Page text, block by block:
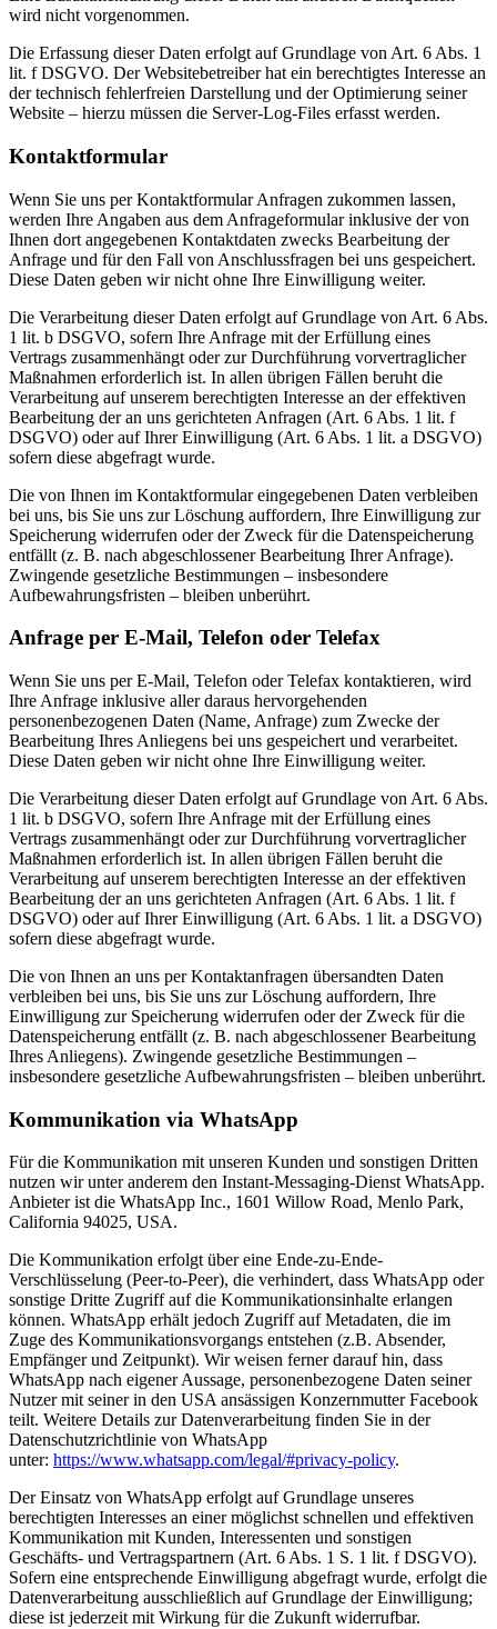
wird nicht vorgenommen.
Die Erfassung dieser Daten erfolgt auf Grundlage von Art. 6 Abs. 1
lit. f DSGVO. Der Websitebetreiber hat ein berechtigtes Interesse an
der technisch fehlerfreien Darstellung und der Optimierung seiner
Website – hierzu müssen die Server-Log-Files erfasst werden.
Kontaktformular
Wenn Sie uns per Kontaktformular Anfragen zukommen lassen,
werden Ihre Angaben aus dem Anfrageformular inklusive der von
Ihnen dort angegebenen Kontaktdaten zwecks Bearbeitung der
Anfrage und für den Fall von Anschlussfragen bei uns gespeichert.
Diese Daten geben wir nicht ohne Ihre Einwilligung weiter.
Die Verarbeitung dieser Daten erfolgt auf Grundlage von Art. 6 Abs.
1 lit. b DSGVO, sofern Ihre Anfrage mit der Erfüllung eines
Vertrags zusammenhängt oder zur Durchführung vorvertraglicher
Maßnahmen erforderlich ist. In allen übrigen Fällen beruht die
Verarbeitung auf unserem berechtigten Interesse an der effektiven
Bearbeitung der an uns gerichteten Anfragen (Art. 6 Abs. 1 lit. f
DSGVO) oder auf Ihrer Einwilligung (Art. 6 Abs. 1 lit. a DSGVO)
sofern diese abgefragt wurde.
Die von Ihnen im Kontaktformular eingegebenen Daten verbleiben
bei uns, bis Sie uns zur Löschung auffordern, Ihre Einwilligung zur
Speicherung widerrufen oder der Zweck für die Datenspeicherung
entfällt (z. B. nach abgeschlossener Bearbeitung Ihrer Anfrage).
Zwingende gesetzliche Bestimmungen – insbesondere
Aufbewahrungsfristen – bleiben unberührt.
Anfrage per E-Mail, Telefon oder Telefax
Wenn Sie uns per E-Mail, Telefon oder Telefax kontaktieren, wird
Ihre Anfrage inklusive aller daraus hervorgehenden
personenbezogenen Daten (Name, Anfrage) zum Zwecke der
Bearbeitung Ihres Anliegens bei uns gespeichert und verarbeitet.
Diese Daten geben wir nicht ohne Ihre Einwilligung weiter.
Die Verarbeitung dieser Daten erfolgt auf Grundlage von Art. 6 Abs.
1 lit. b DSGVO, sofern Ihre Anfrage mit der Erfüllung eines
Vertrags zusammenhängt oder zur Durchführung vorvertraglicher
Maßnahmen erforderlich ist. In allen übrigen Fällen beruht die
Verarbeitung auf unserem berechtigten Interesse an der effektiven
Bearbeitung der an uns gerichteten Anfragen (Art. 6 Abs. 1 lit. f
DSGVO) oder auf Ihrer Einwilligung (Art. 6 Abs. 1 lit. a DSGVO)
sofern diese abgefragt wurde.
Die von Ihnen an uns per Kontaktanfragen übersandten Daten
verbleiben bei uns, bis Sie uns zur Löschung auffordern, Ihre
Einwilligung zur Speicherung widerrufen oder der Zweck für die
Datenspeicherung entfällt (z. B. nach abgeschlossener Bearbeitung
Ihres Anliegens). Zwingende gesetzliche Bestimmungen –
insbesondere gesetzliche Aufbewahrungsfristen – bleiben unberührt.
Kommunikation via WhatsApp
Für die Kommunikation mit unseren Kunden und sonstigen Dritten
nutzen wir unter anderem den Instant-Messaging-Dienst WhatsApp.
Anbieter ist die WhatsApp Inc., 1601 Willow Road, Menlo Park,
California 94025, USA.
Die Kommunikation erfolgt über eine Ende-zu-Ende-
Verschlüsselung (Peer-to-Peer), die verhindert, dass WhatsApp oder
sonstige Dritte Zugriff auf die Kommunikationsinhalte erlangen
können. WhatsApp erhält jedoch Zugriff auf Metadaten, die im
Zuge des Kommunikationsvorgangs entstehen (z.B. Absender,
Empfänger und Zeitpunkt). Wir weisen ferner darauf hin, dass
WhatsApp nach eigener Aussage, personenbezogene Daten seiner
Nutzer mit seiner in den USA ansässigen Konzernmutter Facebook
teilt. Weitere Details zur Datenverarbeitung finden Sie in der
Datenschutzrichtlinie von WhatsApp
unter: https://www.whatsapp.com/legal/#privacy-policy.
Der Einsatz von WhatsApp erfolgt auf Grundlage unseres
berechtigten Interesses an einer möglichst schnellen und effektiven
Kommunikation mit Kunden, Interessenten und sonstigen
Geschäfts- und Vertragspartnern (Art. 6 Abs. 1 S. 1 lit. f DSGVO).
Sofern eine entsprechende Einwilligung abgefragt wurde, erfolgt die
Datenverarbeitung ausschließlich auf Grundlage der Einwilligung;
diese ist jederzeit mit Wirkung für die Zukunft widerrufbar.